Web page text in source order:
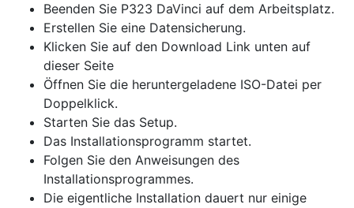
Beenden Sie P323 DaVinci auf dem Arbeitsplatz.
Erstellen Sie eine Datensicherung.
Klicken Sie auf den Download Link unten auf
dieser Seite
Öffnen Sie die heruntergeladene ISO-Datei per
Doppelklick.
Starten Sie das Setup.
Das Installationsprogramm startet.
Folgen Sie den Anweisungen des
Installationsprogrammes.
Die eigentliche Installation dauert nur einige